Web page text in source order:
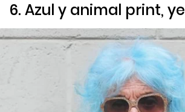
6. Azul y animal print,